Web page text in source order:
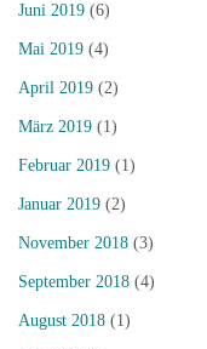
Juni 2019 (6)
Mai 2019 (4)
April 2019 (2)
März 2019 (1)
Februar 2019 (1)
Januar 2019 (2)
November 2018 (3)
September 2018 (4)
August 2018 (1)